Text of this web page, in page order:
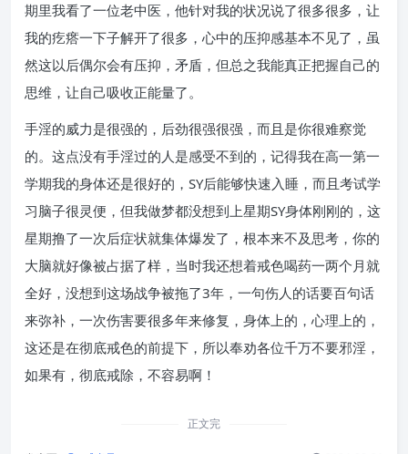
期里我看了一位老中医，他针对我的状况说了很多很多，让
我的疙瘩一下子解开了很多，心中的压抑感基本不见了，虽
然这以后偶尔会有压抑，矛盾，但总之我能真正把握自己的
思维，让自己吸收正能量了。
手淫的威力是很强的，后劲很强很强，而且是你很难察觉
的。这点没有手淫过的人是感受不到的，记得我在高一第一
学期我的身体还是很好的，SY后能够快速入睡，而且考试学
习脑子很灵便，但我做梦都没想到上星期SY身体刚刚的，这
星期撸了一次后症状就集体爆发了，根本来不及思考，你的
大脑就好像被占据了样，当时我还想着戒色喝药一两个月就
全好，没想到这场战争被拖了3年，一句伤人的话要百句话
来弥补，一次伤害要很多年来修复，身体上的，心理上的，
这还是在彻底戒色的前提下，所以奉劝各位千万不要邪淫，
如果有，彻底戒除，不容易啊！
正文完